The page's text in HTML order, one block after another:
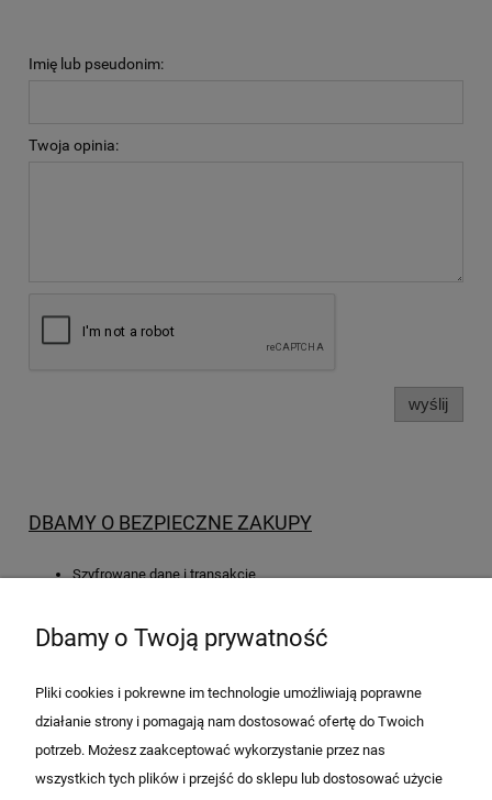
Imię lub pseudonim:
Twoja opinia:
wyślij
DBAMY O BEZPIECZNE ZAKUPY
Szyfrowane dane i transakcje
Różne formy płatności
Sprawdzeni dostawcy oprogramowania
Dbamy o Twoją prywatność
Pliki cookies i pokrewne im technologie umożliwiają poprawne
działanie strony i pomagają nam dostosować ofertę do Twoich
potrzeb. Możesz zaakceptować wykorzystanie przez nas
wszystkich tych plików i przejść do sklepu lub dostosować użycie